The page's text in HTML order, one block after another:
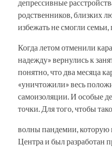
депрессивные
родственников, близких
избежать не смогли
Когда летом отменили
надежду» вернулись к
понятно, что два месяца
«уничтожили» весь
самоизоляции. И особые
точки. Для того, чтобы
волны пандемии, которую
Центра и был разработан